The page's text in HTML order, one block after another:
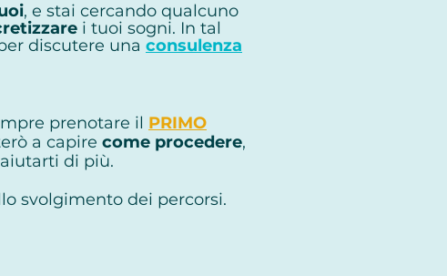
, e stai cercando qualcuno
i tuoi sogni. In tal
discutere una consulenza
prenotare il PRIMO
a capire come procedere,
di più.
svolgimento dei percorsi.